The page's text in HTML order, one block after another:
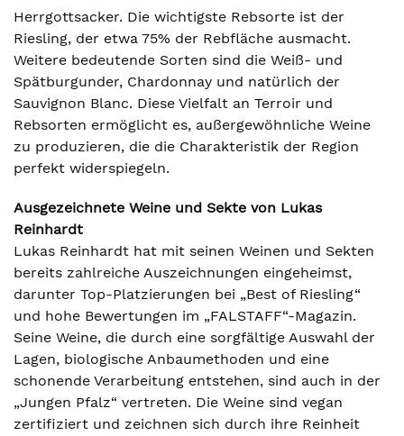
Herrgottsacker. Die wichtigste Rebsorte ist der
Riesling, der etwa 75% der Rebfläche ausmacht.
Weitere bedeutende Sorten sind die Weiß- und
Spätburgunder, Chardonnay und natürlich der
Sauvignon Blanc. Diese Vielfalt an Terroir und
Rebsorten ermöglicht es, außergewöhnliche Weine
zu produzieren, die die Charakteristik der Region
perfekt widerspiegeln.
Ausgezeichnete Weine und Sekte von Lukas
Reinhardt
Lukas Reinhardt hat mit seinen Weinen und Sekten
bereits zahlreiche Auszeichnungen eingeheimst,
darunter Top-Platzierungen bei „Best of Riesling“
und hohe Bewertungen im „FALSTAFF“-Magazin.
Seine Weine, die durch eine sorgfältige Auswahl der
Lagen, biologische Anbaumethoden und eine
schonende Verarbeitung entstehen, sind auch in der
„Jungen Pfalz“ vertreten. Die Weine sind vegan
zertifiziert und zeichnen sich durch ihre Reinheit